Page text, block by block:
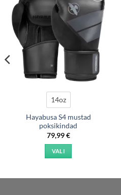
Add to
wishlist
14oz
Hayabusa S4 mustad
poksikindad
79,99€
VALI